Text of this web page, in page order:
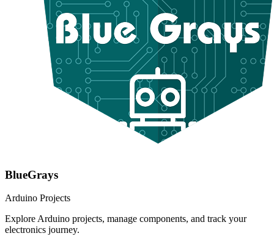
BlueGrays
Arduino Projects
Explore Arduino projects, manage components, and track your
electronics journey.